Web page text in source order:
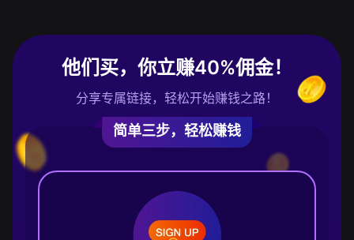
他们买，你立赚40%佣金！
分享专属链接，轻松开始赚钱之路！
简单三步，轻松赚钱